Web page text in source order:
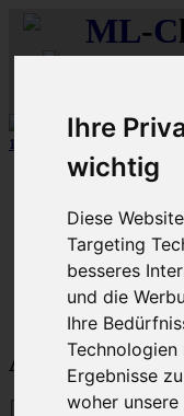
Ihre
wichtig
Diese
Targeting
besseres
und die
Ihre
Ergebnisse
woher
ML-C
12 aus mehr als 170
Schnellzugriff
Ungelesene
MLCD-
Forennutzer
FAQ
MLCD-Seiten
Anmelden